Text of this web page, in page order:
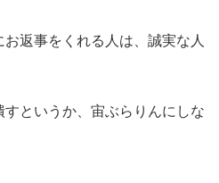
返事をくれる人は、誠実な人
というか、宙ぶらりんにしな